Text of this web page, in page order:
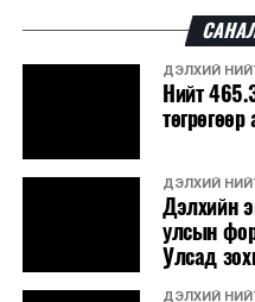
талаас илүү
ҮЙЛ ЯВДАЛ 16
Засгийн
хэмнэлтийн
ХЭН ЮУ ХЭЛЭВ...
Шатахууны
2027 оны
ДЭЛХИЙ
Нийт
ДЭЛХИЙ
Дэлхийн
улсын
Улсад
ДЭЛХИЙ